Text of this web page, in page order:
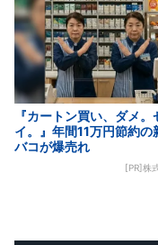
『カートン買い、ダメ。
イ。』年間11万円節約の
バコが爆売れ
[PR]株